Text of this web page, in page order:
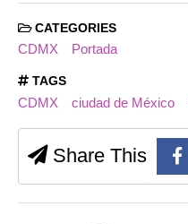
CATEGORIES
CDMX Portada
TAGS
CDMX ciudad de México
Share This